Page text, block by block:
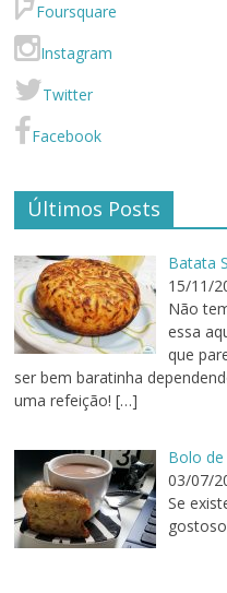
Foursquare
Instagram
Twitter
Facebook
Últimos Posts
Batata
15/11/
Não
essa
que
ser bem baratinha
uma refeição! […]
Bolo de
03/07/
Se